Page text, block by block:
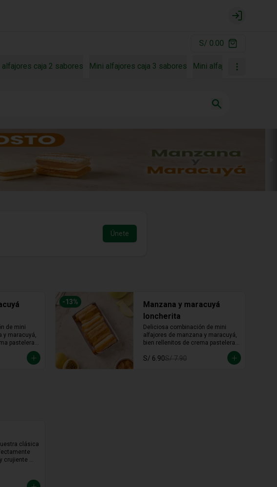
Login
S/ 0.00
alfajores caja 2 sabores Mini alfajores caja 3 sabores Mini alfajores caja 4
Únete
de mini
y maracuyá,
pastelera
manzana y
Irresistible!!
-13%
Manzana y maracuyá
loncherita
Deliciosa combinación de mini
alfajores de manzana y maracuyá,
bien rellenitos de crema pastelera
tradicional, relleno de manzana y
crema de maracuyá... Irresistible!!
S/ 6.90S/ 7.90
clásica
crujiente
y disfrutar